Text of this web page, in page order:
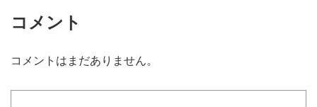
コメント
コメントはまだありません。